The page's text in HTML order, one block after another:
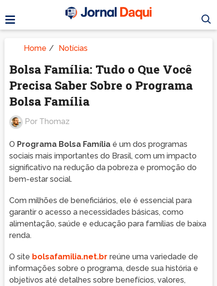
Home / Notícias
Bolsa Família: Tudo o Que Você
Precisa Saber Sobre o Programa
Bolsa Família
Por Thomaz
O Programa Bolsa Famíliaé um dos programas
sociais mais importantes do Brasil, com um impacto
significativo na redução da pobreza e promoção do
bem-estar social.
Com milhões de beneficiários, ele é essencial para
garantir o acesso a necessidades básicas, como
alimentação, saúde e educação para famílias de baixa
renda.
O site bolsafamilia.net.br reúne uma variedade de
informações sobre o programa, desde sua história e
objetivos até detalhes sobre benefícios, valores,